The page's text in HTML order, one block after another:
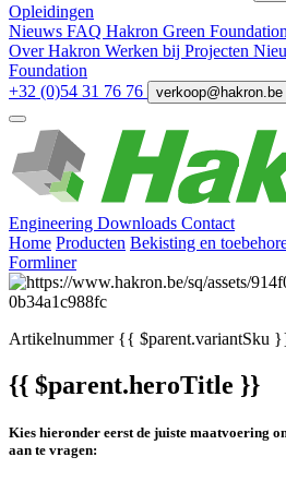
Opleidingen
Nieuws FAQ Hakron Green Foundation
Over Hakron Werken bij Projecten
Foundation
+32 (0)54 31 76 76
verkoop@hakron.be
Engineering Downloads Contact
Home Producten Bekisting en
Formliner
Artikelnummer{{ $parent.variantSku
{{ $parent.heroTitle }}
Kies hieronder eerst de juiste maatvoering
aan te vragen: